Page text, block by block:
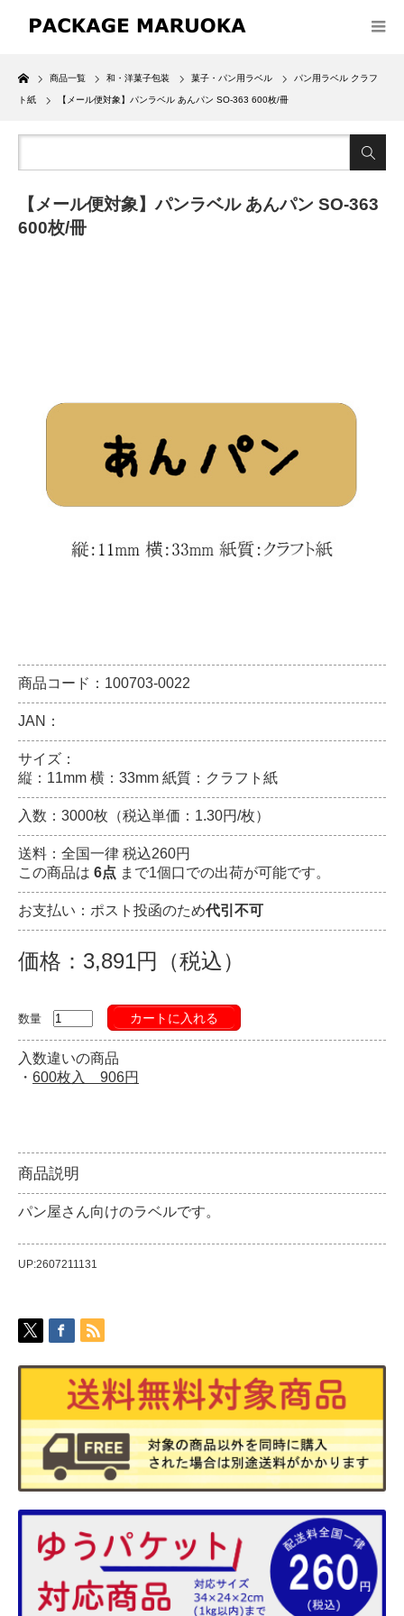
Home
商品一覧 和・洋菓子包装 菓子・パン用ラベル パン用ラベル クラフ
ト紙 【メール便対象】パンラベル あんパン SO-363 600枚/冊
【メール便対象】パンラベル あんパン SO-363
600枚/冊
商品コード：100703-0022
JAN：
サイズ：
縦：11mm 横：33mm 紙質：クラフト紙
入数：3000枚（税込単価：1.30円/枚）
送料：全国一律 税込260円
この商品は 6点 まで1個口での出荷が可能です。
お支払い：ポスト投函のため代引不可
価格：3,891円（税込）
数量 カートに入れる
入数違いの商品
・ 600枚入 906円
商品説明
パン屋さん向けのラベルです。
UP:2607211131